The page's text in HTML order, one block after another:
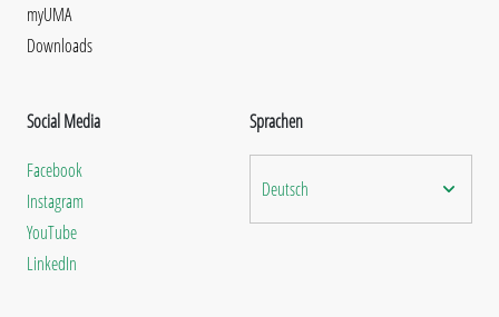
myUMA
Downloads
Social Media
Facebook
Instagram
YouTube
LinkedIn
Sprachen
Deutsch